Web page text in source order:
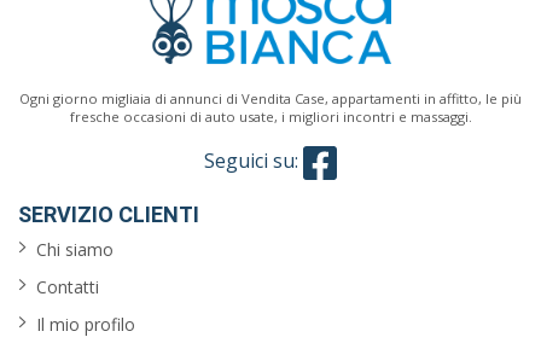
Ogni giorno migliaia di annunci di Vendita Case, appartamenti in affitto, le più
fresche occasioni di auto usate, i migliori incontri e massaggi.
Seguici su:
SERVIZIO CLIENTI
Chi siamo
Contatti
Il mio profilo